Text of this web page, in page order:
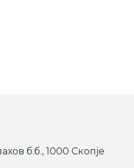
б.б., 1000 Скопје